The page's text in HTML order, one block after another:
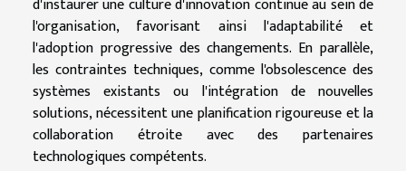
d'instaurer une culture d'innovation continue au sein de
l'organisation, favorisant ainsi l'adaptabilité et
l'adoption progressive des changements. En parallèle,
les contraintes techniques, comme l'obsolescence des
systèmes existants ou l'intégration de nouvelles
solutions, nécessitent une planification rigoureuse et la
collaboration étroite avec des partenaires
technologiques compétents.